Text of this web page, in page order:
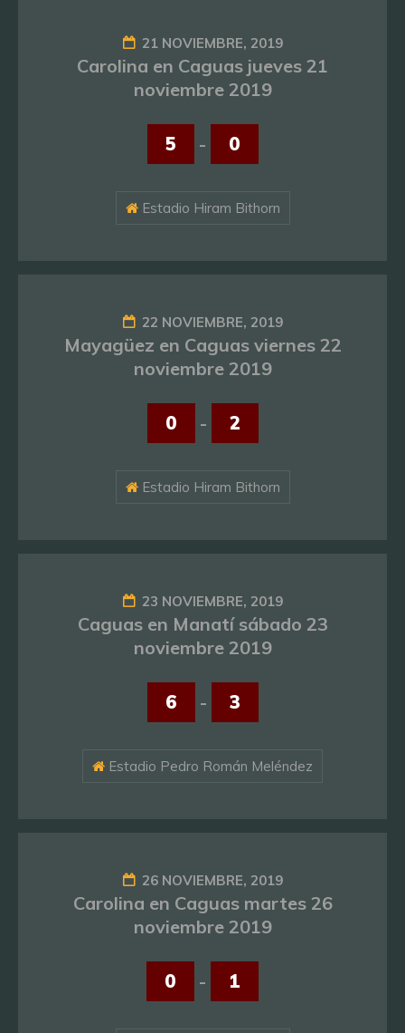
21 NOVIEMBRE, 2019
Carolina en Caguas jueves 21
noviembre 2019
5 - 0
Estadio Hiram Bithorn
22 NOVIEMBRE, 2019
Mayagüez en Caguas viernes 22
noviembre 2019
0 - 2
Estadio Hiram Bithorn
23 NOVIEMBRE, 2019
Caguas en Manatí sábado 23
noviembre 2019
6 - 3
Estadio Pedro Román Meléndez
26 NOVIEMBRE, 2019
Carolina en Caguas martes 26
noviembre 2019
0 - 1